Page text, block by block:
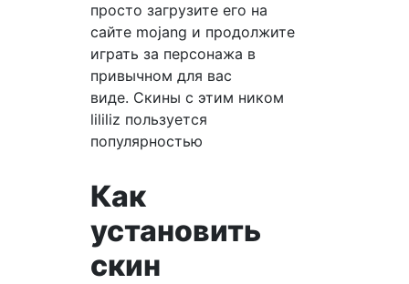
просто загрузите его на
сайте mojang и продолжите
играть за персонажа в
привычном для вас
виде. Скины с этим ником
lililiz пользуется
популярностью
Как
установить
скин